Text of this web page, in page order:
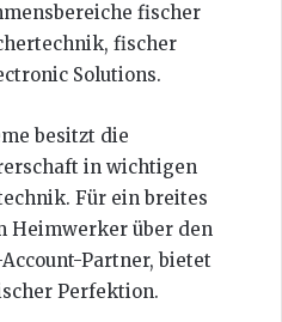
fischer
fischer
Solutions.
besitzt die
in wichtigen
Für ein breites
Heimwerker über den
Partner, bietet
Perfektion.